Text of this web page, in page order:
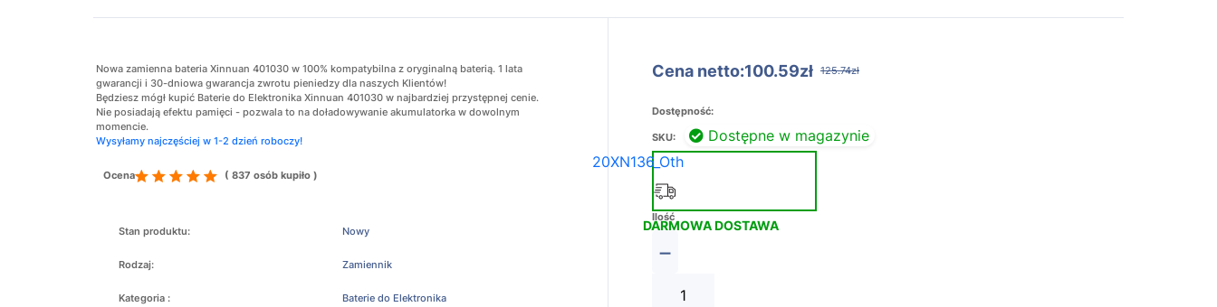
Nowa zamienna bateria Xinnuan 401030 w 100% kompatybilna z oryginalną baterią. 1 lata
gwarancji i 30-dniowa gwarancja zwrotu pieniedzy dla naszych Klientów!
Będziesz mógł kupić Baterie do Elektronika Xinnuan 401030 w najbardziej przystępnej cenie.
Nie posiadają efektu pamięci - pozwala to na doładowywanie akumulatorka w dowolnym
momencie.
Wysyłamy najczęściej w 1-2 dzień roboczy!
Ocena ( 837 osób kupiło )
Stan produktu: Nowy
Rodzaj: Zamiennik
Kategoria : Baterie do Elektronika
Cena netto:100.59zł 125.74zł
Dostępność:
Dostępne w magazynie
SKU:
20XN136_Oth
DARMOWA DOSTAWA
Ilość
−